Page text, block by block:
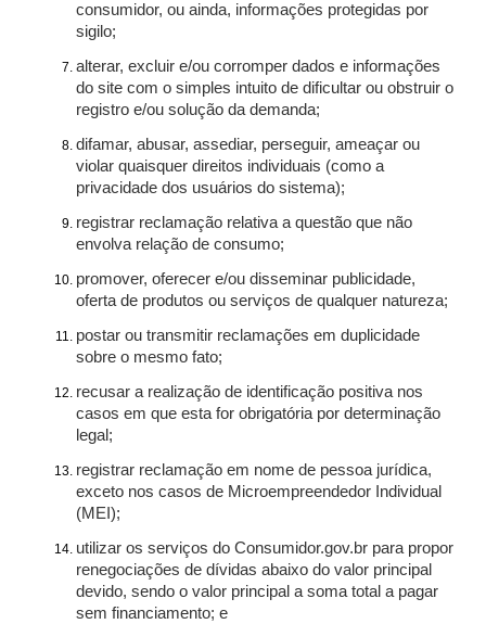
consumidor, ou ainda, informações protegidas por
sigilo;
alterar, excluir e/ou corromper dados e informações
do site com o simples intuito de dificultar ou obstruir o
registro e/ou solução da demanda;
difamar, abusar, assediar, perseguir, ameaçar ou
violar quaisquer direitos individuais (como a
privacidade dos usuários do sistema);
registrar reclamação relativa a questão que não
envolva relação de consumo;
promover, oferecer e/ou disseminar publicidade,
oferta de produtos ou serviços de qualquer natureza;
postar ou transmitir reclamações em duplicidade
sobre o mesmo fato;
recusar a realização de identificação positiva nos
casos em que esta for obrigatória por determinação
legal;
registrar reclamação em nome de pessoa jurídica,
exceto nos casos de Microempreendedor Individual
(MEI);
utilizar os serviços do Consumidor.gov.br para propor
renegociações de dívidas abaixo do valor principal
devido, sendo o valor principal a soma total a pagar
sem financiamento; e